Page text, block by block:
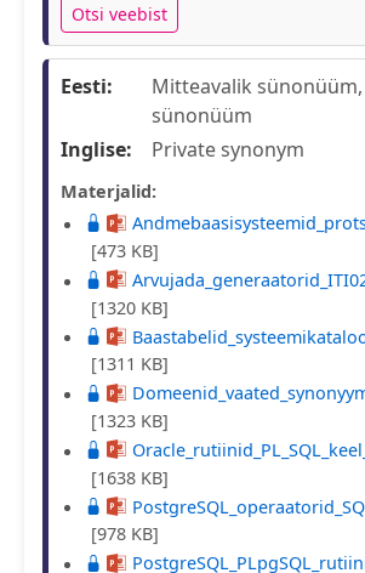
Otsi veebist
Eesti:
Mitteavalik
sünonüüm
Inglise:
Private synonym
Materjalid:
[473 KB]
[1320 KB]
[1311 KB]
[1323 KB]
[1638 KB]
[978 KB]